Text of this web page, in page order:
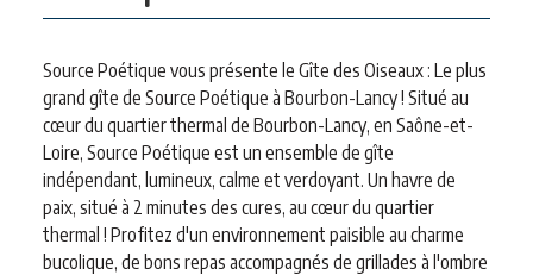
Source Poétique vous présente le Gîte des Oiseaux : Le plus
grand gîte de Source Poétique à Bourbon-Lancy ! Situé au
cœur du quartier thermal de Bourbon-Lancy, en Saône-et-
Loire, Source Poétique est un ensemble de gîte
indépendant, lumineux, calme et verdoyant. Un havre de
paix, situé à 2 minutes des cures, au cœur du quartier
thermal ! Profitez d'un environnement paisible au charme
bucolique, de bons repas accompagnés de grillades à l'ombre